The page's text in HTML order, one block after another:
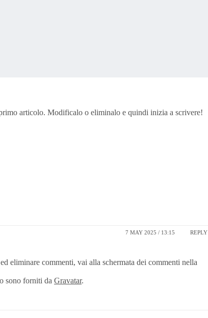
articolo. Modificalo o eliminalo e quindi inizia a scrivere!
7 MAY 2025 / 13:15 REPLY
eliminare commenti, vai alla schermata dei commenti nella
sono forniti da Gravatar.